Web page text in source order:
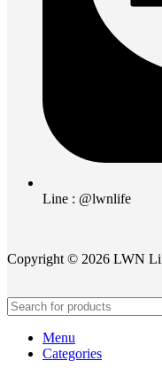
Line : @lwnlife
Copyright © 2026 LWN
Menu
Categories